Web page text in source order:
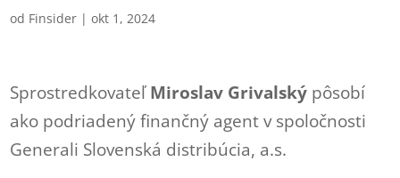
od Finsider |okt 1, 2024
SprostredkovateľMiroslav Grivalský pôsobí
ako podriadený finančný agent v spoločnosti
Generali Slovenská distribúcia, a.s.